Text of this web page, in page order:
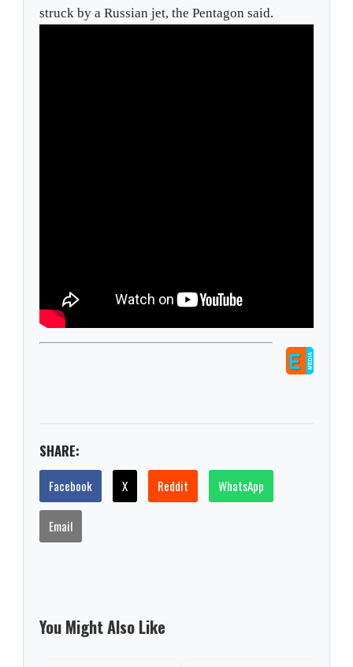
struck by a Russian jet, the Pentagon said.
SHARE:
Facebook X Reddit WhatsApp
Email
You Might Also Like